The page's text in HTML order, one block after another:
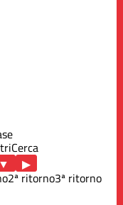
Cerca
▶
2ª ritorno3ª ritorno